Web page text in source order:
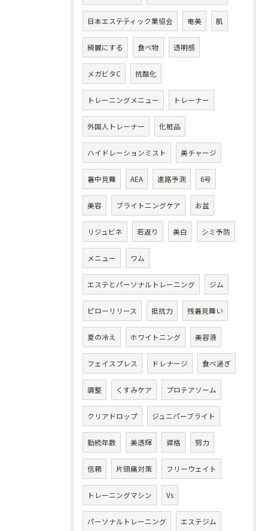
日本エステティック業協会 奄美 肌
綺麗にする 食べ物 透明感
メガビタC 抗酸化
トレーニングメニュー トレーナー
外国人トレーナー 化粧品
ハイドレーションミスト 美チャージ
暑中見舞 AEA 進路予測 6号
美容 ブライトニングケア お盆
リジュビネ 若返り 美白 シミ予防
メニュー ワム
エステとパーソナルトレーニング ジム
ピローリリース 抵抗力 残暑見舞い
夏の冷え ホワイトニング 美容液
フェイスプレス ドレナージ 食べ過ぎ
調整 くすみケア プロテアソーム
クリアドロップ ジュニパーブライト
勤続年数 美透輝 資格 努力
信頼 片頭痛対策 フリーウェイト
トレーニングマシン Vs
パーソナルトレーニング エステジム